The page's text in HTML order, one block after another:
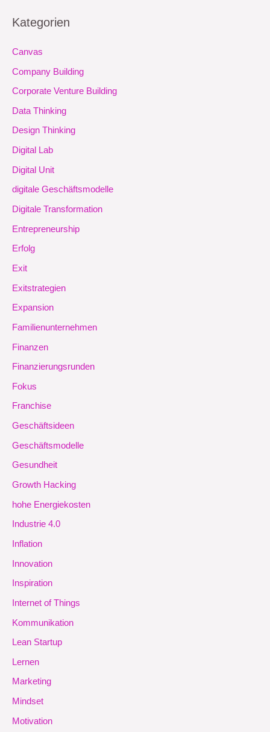
Kategorien
Canvas
Company Building
Corporate Venture Building
Data Thinking
Design Thinking
Digital Lab
Digital Unit
digitale Geschäftsmodelle
Digitale Transformation
Entrepreneurship
Erfolg
Exit
Exitstrategien
Expansion
Familienunternehmen
Finanzen
Finanzierungsrunden
Fokus
Franchise
Geschäftsideen
Geschäftsmodelle
Gesundheit
Growth Hacking
hohe Energiekosten
Industrie 4.0
Inflation
Innovation
Inspiration
Internet of Things
Kommunikation
Lean Startup
Lernen
Marketing
Mindset
Motivation